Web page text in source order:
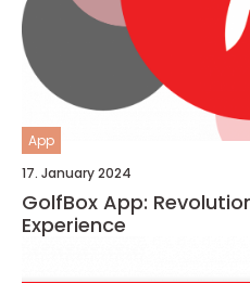
App
17. January 2024
GolfBox App:
Experience